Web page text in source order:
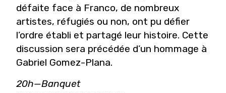
défaite face à Franco, de nombreux
artistes, réfugiés ou non, ont pu défier
l’ordre établi et partagé leur histoire. Cette
discussion sera précédée d’un hommage à
Gabriel Gomez-Plana.
20h—Banquet